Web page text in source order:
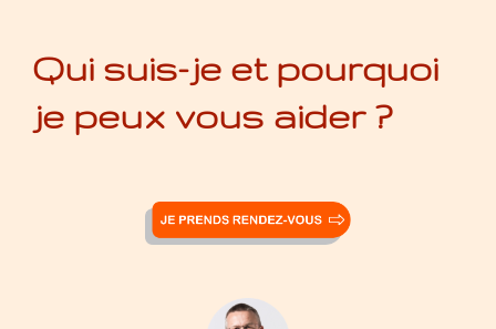
Qui suis-je et pourquoi
je peux vous aider ?